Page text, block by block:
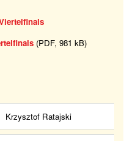
(PDF, 981 kB)
Krzysztof Ratajski